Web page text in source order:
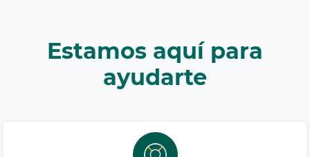
Estamos aquí para
ayudarte